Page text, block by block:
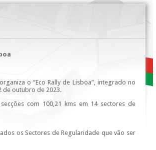
o “Eco Rally de Lisboa”, integrado no
de outubro de 2023.
com 100,21 kms em 14 sectores de
os Sectores de Regularidade que vão ser